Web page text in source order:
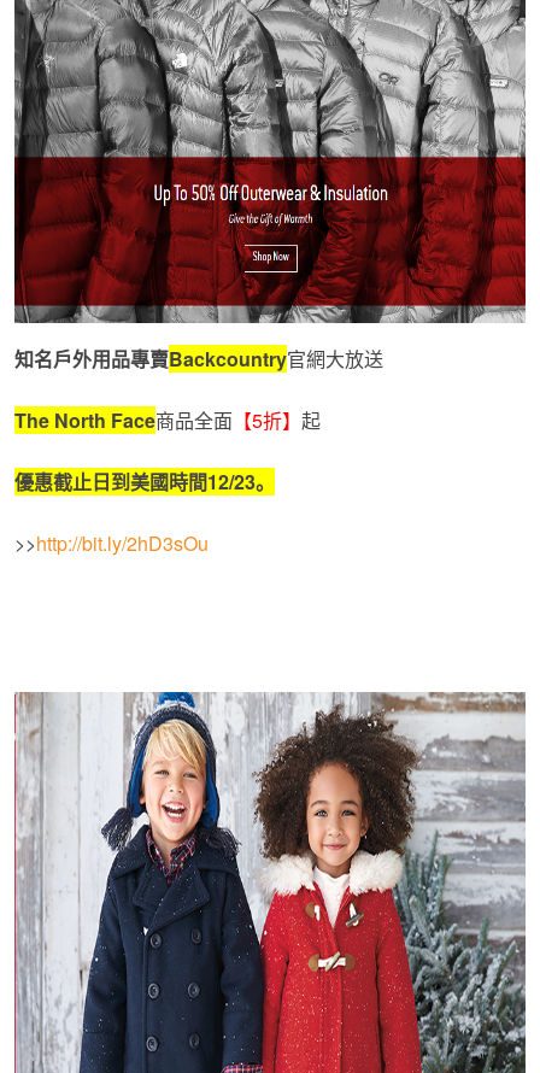
知名戶外用品專賣Backcountry官網大放送
The North Face商品全面 【5折】 起
優惠截止日到美國時間12/23。
>>http://bit.ly/2hD3sOu